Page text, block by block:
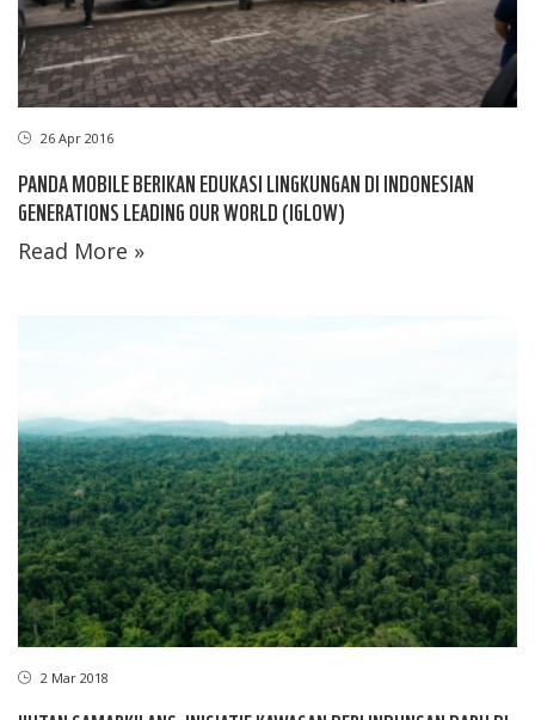
26 Apr 2016
PANDA MOBILE BERIKAN EDUKASI LINGKUNGAN DI INDONESIAN
GENERATIONS LEADING OUR WORLD (IGLOW)
Read More »
2 Mar 2018